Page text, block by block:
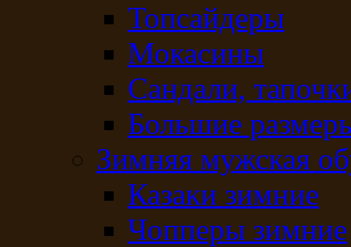
Топсайдеры
Мокасины
Сандали,
Большие
Зимняя мужская
Казаки зимние
Чопперы зимние